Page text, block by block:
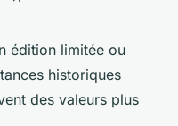
édition limitée ou
historiques
des valeurs plus